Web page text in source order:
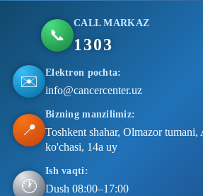
📞
CALL MARKAZ
1303
✉️ Elektron pochta:
info@cancercenter.uz
📍
Bizning manzilimiz:
Toshkent shahar, Olmazor
ko'chasi, 14a uy
🕐
Ish vaqti:
Dush 08:00–17:00